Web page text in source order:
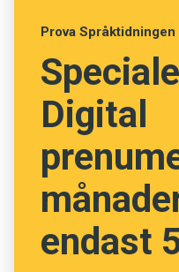
Prova
Digital
endast